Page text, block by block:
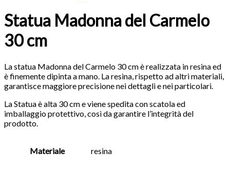
Statua Madonna del Carmelo
30 cm
La statua Madonna del Carmelo 30 cm è realizzata in resina ed
è finemente dipinta a mano. La resina, rispetto ad altri materiali,
garantisce maggiore precisione nei dettagli e nei particolari.
La Statua è alta 30 cm e viene spedita con scatola ed
imballaggio protettivo, così da garantire l’integrità del
prodotto.
Materiale resina